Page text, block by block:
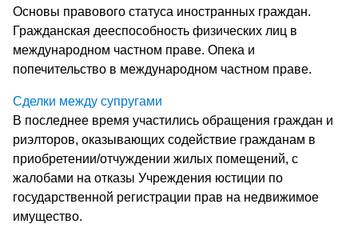
Основы правового статуса иностранных граждан.
Гражданская дееспособность физических лиц в
международном частном праве. Опека и
попечительство в международном частном праве.
Сделки между супругами
В последнее время участились обращения граждан и
риэлторов, оказывающих содействие гражданам в
приобретении/отчуждении жилых помещений, с
жалобами на отказы Учреждения юстиции по
государственной регистрации прав на недвижимое
имущество.